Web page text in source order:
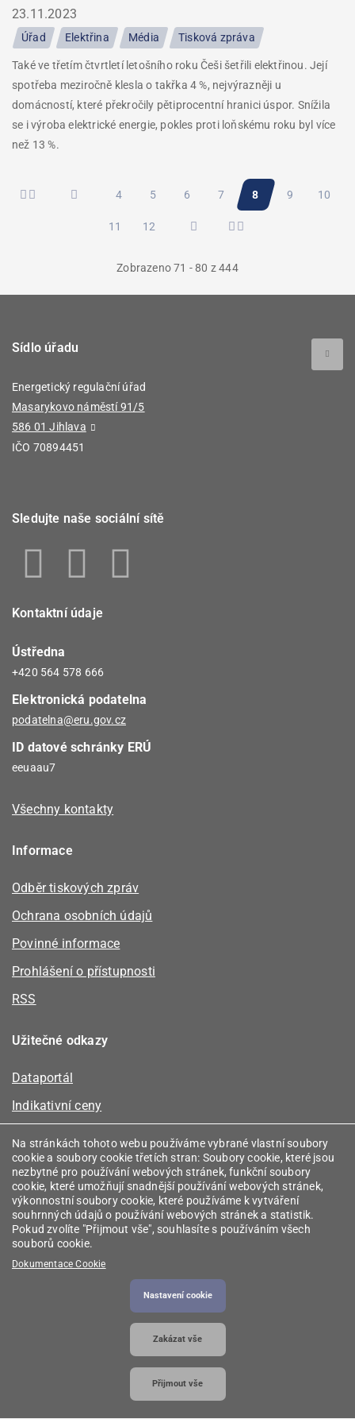
23.11.2023
Úřad Elektřina Média Tisková zpráva
Také ve třetím čtvrtletí letošního roku Češi šetřili elektřinou. Její
spotřeba meziročně klesla o takřka 4 %, nejvýrazněji u
domácností, které překročily pětiprocentní hranici úspor. Snížila
se i výroba elektrické energie, pokles proti loňskému roku byl více
než 13 %.
Stránka
4 Stránka
5 Stránka
6 Stránka
7 Aktuální
8 Stránka
9 10
Stránka
11 Stránka
12
Zobrazeno 71 - 80 z 444
Sídlo úřadu
Energetický regulační úřad
Masarykovo náměstí 91/5
586 01 Jihlava
IČO 70894451
Sledujte naše sociální sítě
Kontaktní údaje
Ústředna
+420 564 578 666
Elektronická podatelna
podatelna@eru.gov.cz
ID datové schránky ERÚ
eeuaau7
Všechny kontakty
Informace
Odběr tiskových zpráv
Ochrana osobních údajů
Povinné informace
Prohlášení o přístupnosti
RSS
Užitečné odkazy
Dataportál
Indikativní ceny
Registr energetických společenství
Registr zprostředkovatelů
Srovnávače
Vyhledávač licencí
2026 © Energetický regulační úřad
poskytovány v souladu se zákonem č. 106/1999
Sb., o svobodném přístupu k informacím.
Na stránkách tohoto webu používáme vybrané vlastní soubory
cookie a soubory cookie třetích stran: Soubory cookie, které jsou
nezbytné pro používání webových stránek, funkční soubory
cookie, které umožňují snadnější používání webových stránek,
výkonnostní soubory cookie, které používáme k vytváření
souhrnných údajů o používání webových stránek a statistik.
Pokud zvolíte "Přijmout vše", souhlasíte s používáním všech
souborů cookie.
Dokumentace Cookie
Nastavení cookie
Zakázat vše
Přijmout vše